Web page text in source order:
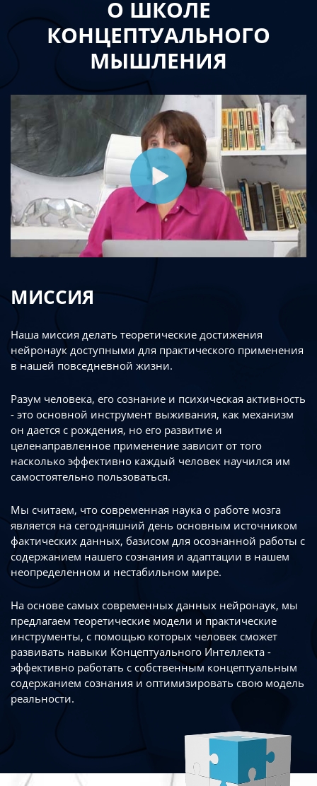
О ШКОЛЕ
КОНЦЕПТУАЛЬНОГО
МЫШЛЕНИЯ
МИССИЯ
Наша миссия делать теоретические достижения
нейронаук доступными для практического применения
в нашей повседневной жизни.
Разум человека, его сознание и психическая активность
- это основной инструмент выживания, как механизм
он дается с рождения, но его развитие и
целенаправленное применение зависит от того
насколько эффективно каждый человек научился им
самостоятельно пользоваться.
Мы считаем, что современная наука о работе мозга
является на сегодняшний день основным источником
фактических данных, базисом для осознанной работы с
содержанием нашего сознания и адаптации в нашем
неопределенном и нестабильном мире.
На основе самых современных данных нейронаук, мы
предлагаем теоретические модели и практические
инструменты, с помощью которых человек сможет
развивать навыки Концептуального Интеллекта -
эффективно работать с собственным концептуальным
содержанием сознания и оптимизировать свою модель
реальности.